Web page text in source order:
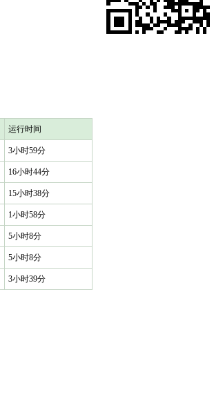
运行时间
3小时59分
16小时44分
15小时38分
1小时58分
5小时8分
5小时8分
3小时39分